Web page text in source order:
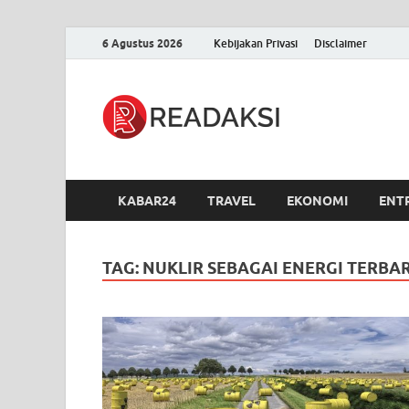
6 Agustus 2026 Kebijakan Privasi Disclaimer
KABAR24 TRAVEL EKONOMI
TAG: NUKLIR SEBAGAI ENERGI